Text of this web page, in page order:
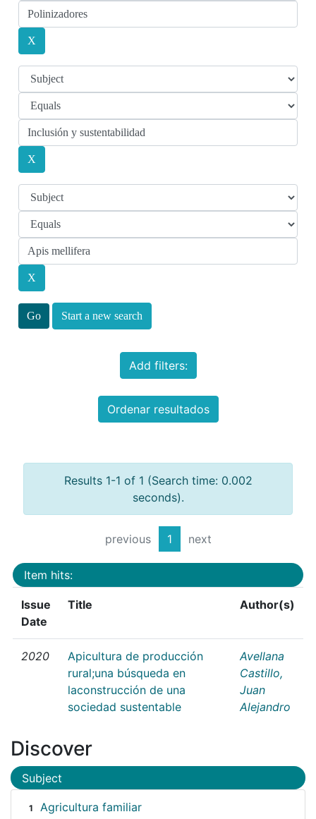
Start a new search
Add filters:
Ordenar resultados
Results 1-1 of 1 (Search time: 0.002
seconds).
previous 1 next
Item hits:
Issue
Date
Title Author(s)
2020
Apicultura de producción
rural;una búsqueda en
laconstrucción de una
sociedad sustentable
Avellana
Castillo,
Juan
Alejandro
Discover
Subject
1 Agricultura familiar